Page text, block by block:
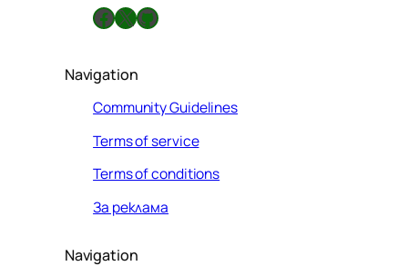
Facebook X GitHub
Navigation
Community Guidelines
Terms of service
Terms of conditions
За реклама
Navigation